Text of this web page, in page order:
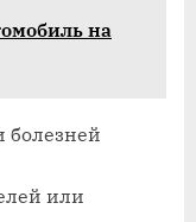
на
болезней
или